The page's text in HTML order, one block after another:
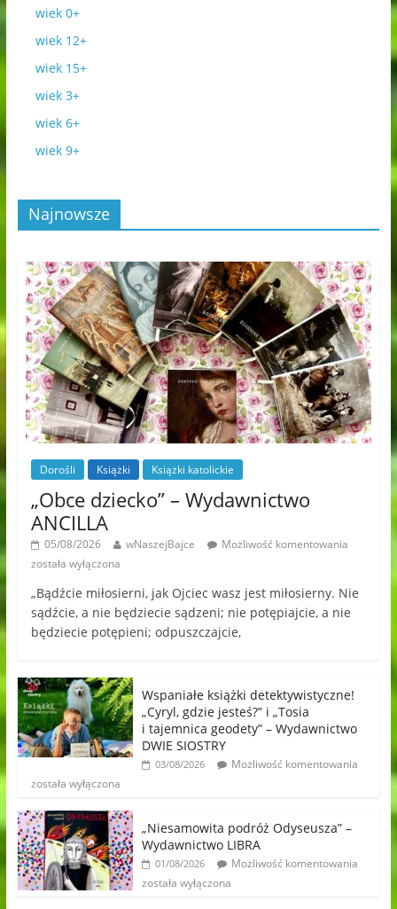
wiek 0+
wiek 12+
wiek 15+
wiek 3+
wiek 6+
wiek 9+
Najnowsze
Dorośli Książki Książki katolickie
„Obce dziecko” – Wydawnictwo
ANCILLA
05/08/2026 wNaszejBajce
Możliwość komentowania
została wyłączona
„Bądźcie miłosierni, jak Ojciec wasz jest miłosierny. Nie
sądźcie, a nie będziecie sądzeni; nie potępiajcie, a nie
będziecie potępieni; odpuszczajcie,
Wspaniałe książki detektywistyczne!
„Cyryl, gdzie jesteś?” i „Tosia
i tajemnica geodety” – Wydawnictwo
DWIE SIOSTRY
03/08/2026
Możliwość komentowania
została wyłączona
„Niesamowita podróż Odyseusza” –
Wydawnictwo LIBRA
01/08/2026
Możliwość komentowania
została wyłączona